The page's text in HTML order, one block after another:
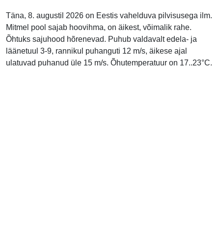
Täna, 8. augustil 2026 on Eestis vahelduva pilvisusega ilm.
Mitmel pool sajab hoovihma, on äikest, võimalik rahe.
Õhtuks sajuhood hõrenevad. Puhub valdavalt edela- ja
läänetuul 3-9, rannikul puhanguti 12 m/s, äikese ajal
ulatuvad puhanud üle 15 m/s. Õhutemperatuur on 17..23°C.